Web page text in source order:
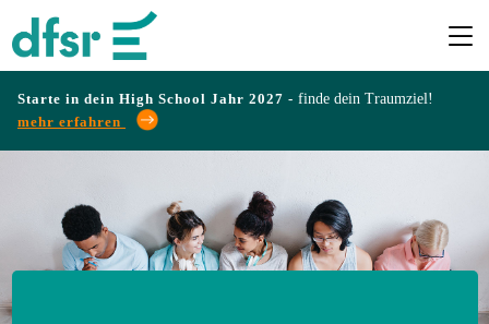
Starte in dein High School Jahr 2027 - finde dein Traumziel!
mehr erfahren
Programme